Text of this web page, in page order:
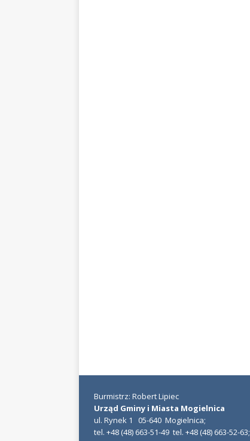
Burmistrz: Robert Lipiec
Urząd Gminy i Miasta Mogielnica
ul. Rynek 1 05-640 Mogielnica;
tel. +48 (48) 663-51-49 tel. +48 (48) 663-52-63;